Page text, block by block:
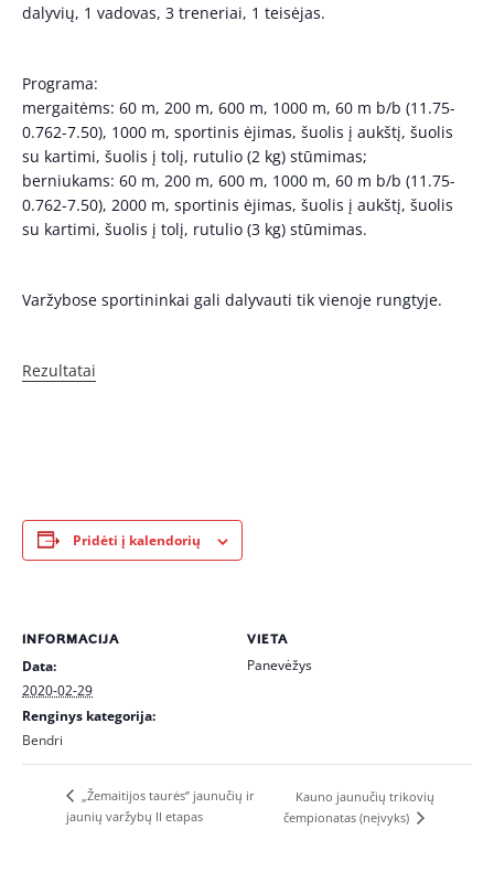
dalyvių, 1 vadovas, 3 treneriai, 1 teisėjas.
Programa:
mergaitėms: 60 m, 200 m, 600 m, 1000 m, 60 m b/b (11.75-
0.762-7.50), 1000 m, sportinis ėjimas, šuolis į aukštį, šuolis
su kartimi, šuolis į tolį, rutulio (2 kg) stūmimas;
berniukams: 60 m, 200 m, 600 m, 1000 m, 60 m b/b (11.75-
0.762-7.50), 2000 m, sportinis ėjimas, šuolis į aukštį, šuolis
su kartimi, šuolis į tolį, rutulio (3 kg) stūmimas.
Varžybose sportininkai gali dalyvauti tik vienoje rungtyje.
Rezultatai
Pridėti į kalendorių
INFORMACIJA
Data:
2020-02-29
Renginys kategorija:
Bendri
VIETA
Panevėžys
„Žemaitijos taurės” jaunučių ir
jaunių varžybų II etapas
Kauno jaunučių trikovių
čempionatas (neįvyks)